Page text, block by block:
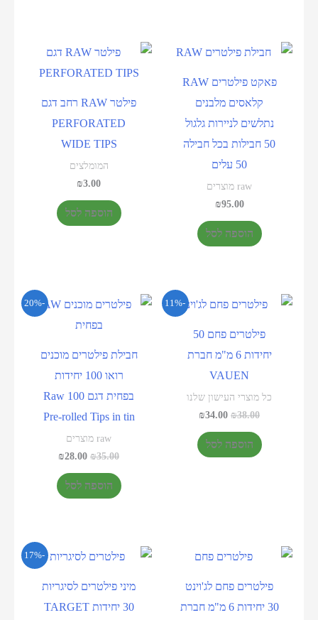
פאקט פילטרים RAW
קלאסים מלבנים
נתלשים לניירות גלגול
50 חבילות בכל חבילה
50 עלים
raw מוצרים
₪95.00
הוספה לסל
פילטר RAW רחב דגם
PERFORATED
WIDE TIPS
המומלצים
₪3.00
הוספה לסל
-11%
פילטרים פחם 50
יחידות 6 מ"מ חברת
VAUEN
כל מוצרי העישון שלנו
₪38.00
₪34.00
הוספה לסל
-20%
חבילת פילטרים מוכנים
רואו 100 יחידות
בפחית דגם Raw 100
Pre-rolled Tips in tin
raw מוצרים
₪35.00
₪28.00
הוספה לסל
פילטרים פחם לג'וינט
30 יחידות 6 מ"מ חברת
-17%
מיני פילטרים לסיגריות
30 יחידות TARGET